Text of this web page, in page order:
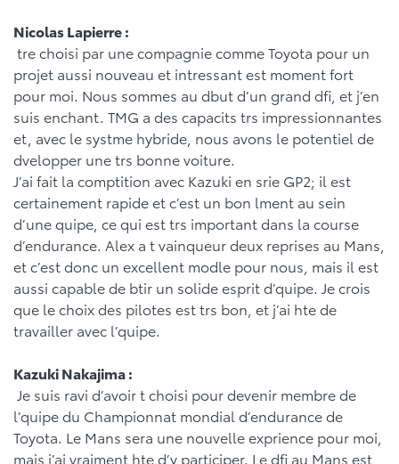
Nicolas Lapierre :
tre choisi par une compagnie comme Toyota pour un
projet aussi nouveau et intressant est moment fort
pour moi. Nous sommes au dbut d’un grand dfi, et j’en
suis enchant. TMG a des capacits trs impressionnantes
et, avec le systme hybride, nous avons le potentiel de
dvelopper une trs bonne voiture.
J’ai fait la comptition avec Kazuki en srie GP2; il est
certainement rapide et c’est un bon lment au sein
d’une quipe, ce qui est trs important dans la course
d’endurance. Alex a t vainqueur deux reprises au Mans,
et c’est donc un excellent modle pour nous, mais il est
aussi capable de btir un solide esprit d’quipe. Je crois
que le choix des pilotes est trs bon, et j’ai hte de
travailler avec l’quipe.
Kazuki Nakajima :
Je suis ravi d’avoir t choisi pour devenir membre de
l’quipe du Championnat mondial d’endurance de
Toyota. Le Mans sera une nouvelle exprience pour moi,
mais j’ai vraiment hte d’y participer. Le dfi au Mans est